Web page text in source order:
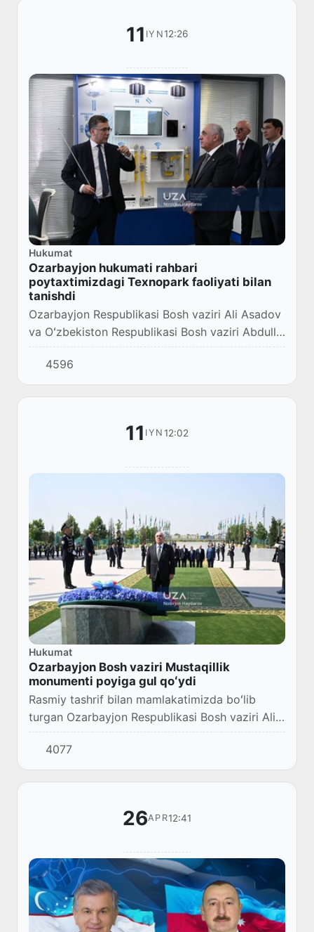
11 IYN12:26
Hukumat
Ozarbayjon hukumati rahbari
poytaxtimizdagi Texnopark faoliyati bilan
tanishdi
Ozarbayjon Respublikasi Bosh vaziri Ali Asadov
va Oʻzbekiston Respublikasi Bosh vaziri Abdulla
Aripov birgalikda Toshkent shahridagi
Texnoparkka tashrif buyurdilar.
4596
11 IYN 12:02
Hukumat
Ozarbayjon Bosh vaziri Mustaqillik
monumenti poyiga gul qoʻydi
Rasmiy tashrif bilan mamlakatimizda boʻlib
turgan Ozarbayjon Respublikasi Bosh vaziri Ali
Asadov bugun, 11-iyun kuni “Yangi Oʻzbekiston”
bogʻiga bordi. Yuqori martabali mehmonga Oʻ...
4077
26APR12:41